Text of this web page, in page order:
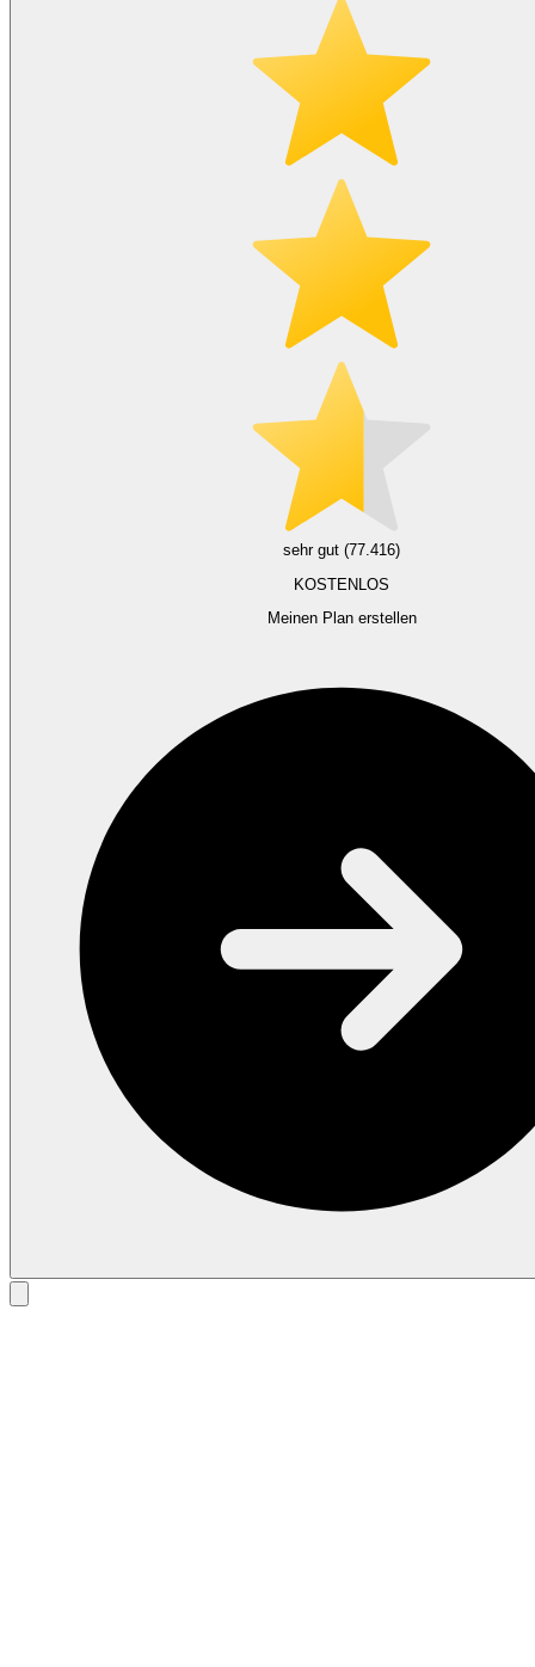
sehr gut (77.416)
KOSTENLOS
Meinen Plan erstellen